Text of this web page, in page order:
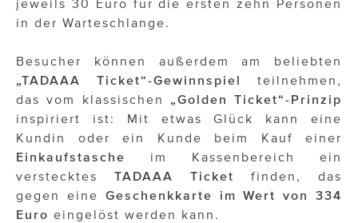
jeweils 30 Euro für die ersten zehn Personen
in der Warteschlange.
Besucher können außerdem am beliebten
„TADAAA Ticket“-Gewinnspiel
teilnehmen,
das vom klassischen „Golden Ticket“-Prinzip
inspiriert ist: Mit etwas Glück kann eine
Kundin oder ein Kunde beim Kauf einer
Einkaufstasche
im Kassenbereich ein
verstecktes TADAAA Ticket
finden, das
gegen eine Geschenkkarte im Wert von 334
Euro eingelöst werden kann.